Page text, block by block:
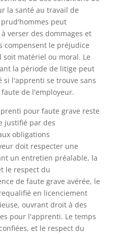
la santé au travail de
peut
verser des dommages et
compensent le préjudice
matériel ou moral. Le
la période de litige peut
si l'apprenti se trouve sans
de l'employeur.
pour faute grave reste
justifié par des
obligations
doit respecter une
un entretien préalable, la
le respect du
de faute grave avérée, le
en licenciement
ouvrant droit à des
pour l'apprenti. Le temps
et le respect du